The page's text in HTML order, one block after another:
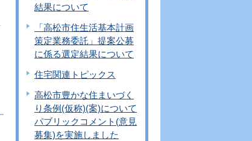
結果について
「高松市住生活基本計画
策定業務委託」提案公募
に係る選定結果について
住宅関連トピックス
高松市豊かな住まいづく
り条例(仮称)(案)について
パブリックコメント(意見
募集)を実施しました